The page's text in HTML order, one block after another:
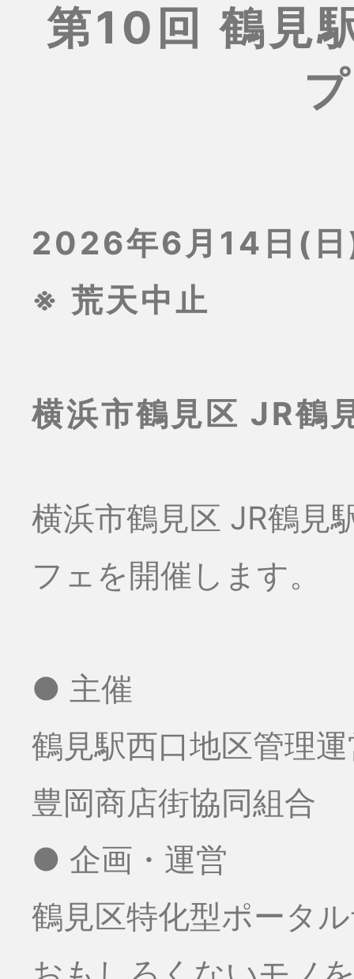
第10回 鶴見
2026年6月14日(
※ 荒天中止
横浜市鶴見区 JR鶴
横浜市鶴見区 JR鶴見
フェを開催します。
● 主催
鶴見駅西口地区管理
豊岡商店街協同組合
● 企画・運営
鶴見区特化型ポータ